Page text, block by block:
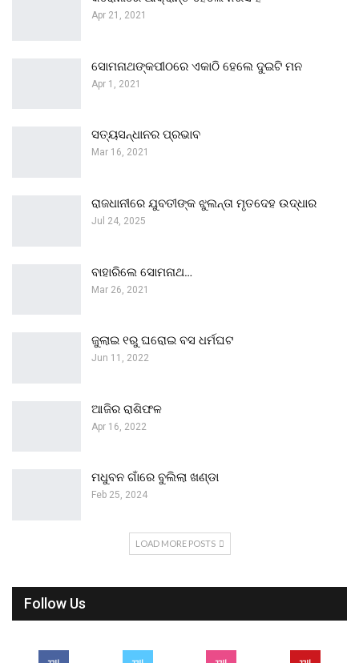
Apr 21, 2021
ସୋମନାଥଙ୍କପୀଠରେ ଏକାଠି ହେଲେ ଦୁଇଟି ମନ
Apr 1, 2021
ସତ୍ୟସନ୍ଧାନର ପ୍ରଭାବ
Mar 16, 2021
ରାଜଧାନୀରେ ଯୁବତୀଙ୍କ ଝୁଲନ୍ତା ମୃତଦେହ ଉଦ୍ଧାର
Jul 24, 2025
ବାହାରିଲେ ସୋମନାଥ…
Mar 26, 2021
ଜୁଲାଇ ୧ରୁ ଘରୋଇ ବସ ଧର୍ମଘଟ
Jun 11, 2022
ଆଜିର ରାଶିଫଳ
Apr 16, 2022
ମଧୁବନ ଗାଁରେ ବୁଲିଲା ଖଣ୍ଡା
Feb 25, 2024
LOAD MORE POSTS
Follow Us